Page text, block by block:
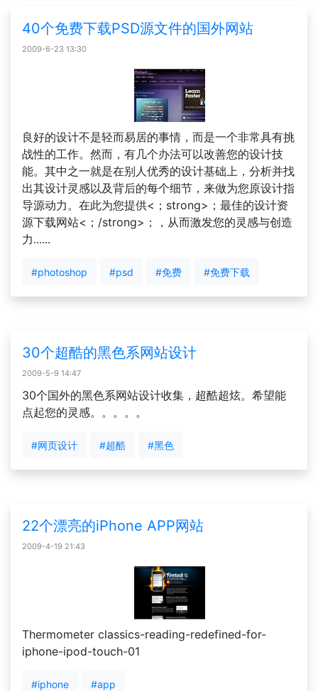
40个免费下载PSD源文件的国外网站
2009-6-23 13:30
良好的设计不是轻而易居的事情，而是一个非常具有挑
战性的工作。然而，有几个办法可以改善您的设计技
能。其中之一就是在别人优秀的设计基础上，分析并找
出其设计灵感以及背后的每个细节，来做为您原设计指
导源动力。在此为您提供<；strong>；最佳的设计资
源下载网站<；/strong>；，从而激发您的灵感与创造
力......
#photoshop #psd #免费 #免费下载
30个超酷的黑色系网站设计
2009-5-9 14:47
30个国外的黑色系网站设计收集，超酷超炫。希望能
点起您的灵感。。。。。
#网页设计 #超酷 #黑色
22个漂亮的iPhone APP网站
2009-4-19 21:43
Thermometer classics-reading-redefined-for-
iphone-ipod-touch-01
#iphone #app